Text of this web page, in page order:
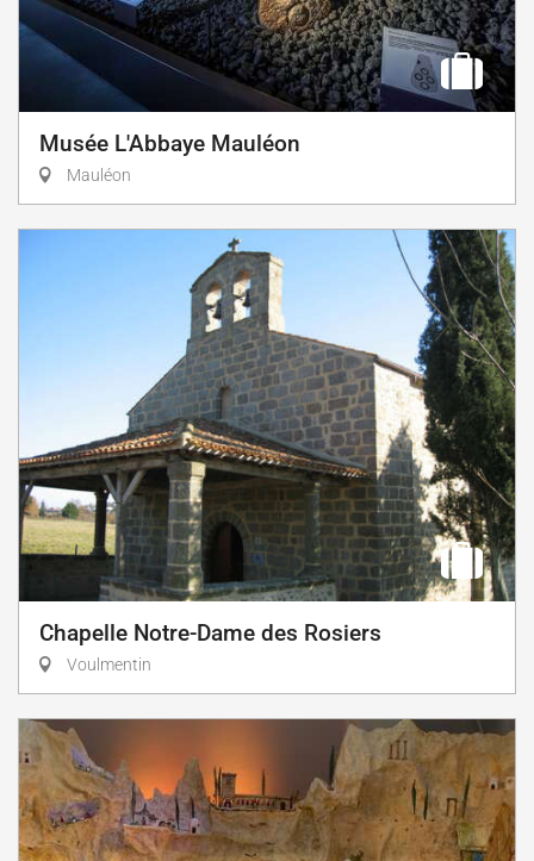
Musée L'Abbaye Mauléon
Mauléon
Chapelle Notre-Dame des Rosiers
Voulmentin